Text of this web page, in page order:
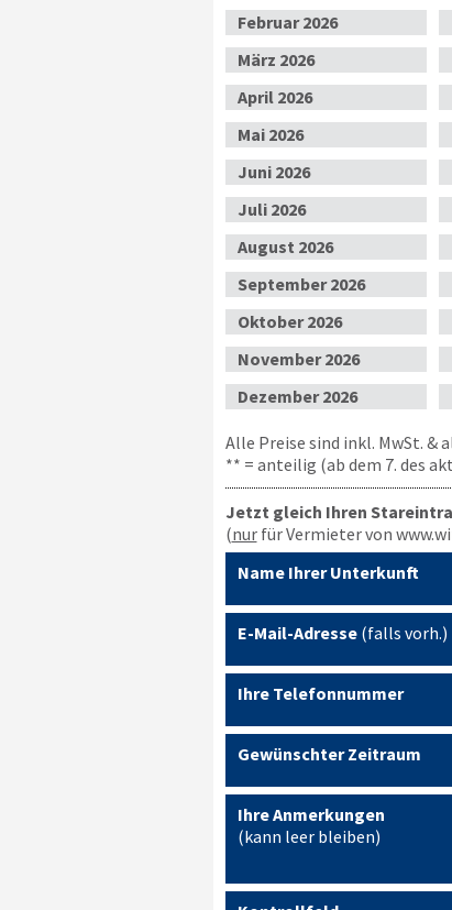
Februar2026
März 2026
April2026
Mai2026
Juni2026
Juli2026
August 2026
September2026
Oktober2026
November2026
Dezember2026
Alle Preise sind inkl. MwSt. &
** = anteilig (ab dem 7. des
Jetzt gleich Ihren
(nurfür Vermieter von
Name Ihrer Unterkunft
E-Mail-Adresse(falls vorh.)
Ihre Telefonnummer
Gewünschter Zeitraum
Ihre Anmerkungen
(kann leer bleiben)